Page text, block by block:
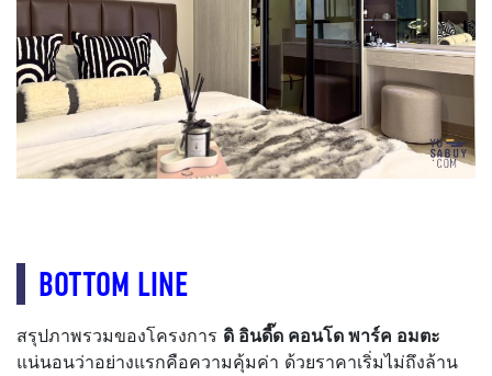
BOTTOM LINE
สรุปภาพรวมของโครงการ ดิ อินดี๊ด คอนโด พาร์ค อมตะ
แน่นอนว่าอย่างแรกคือความคุ้มค่า ด้วยราคาเริ่มไม่ถึงล้าน